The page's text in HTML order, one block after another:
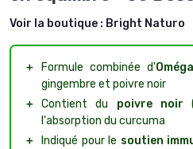
Voir la boutique : Bright Naturo
＋ Formule combinée d'
gingembre et poivre noir
＋ Contient du poivre noir
l'absorption du curcuma
＋
Indiqué pour le soutien